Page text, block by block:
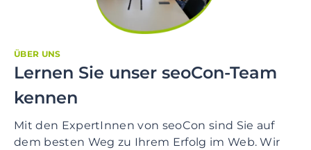
ÜBER UNS
Lernen Sie unser seoCon-Team
kennen
Mit den ExpertInnen von seoCon sind Sie auf
dem besten Weg zu Ihrem Erfolg im Web. Wir